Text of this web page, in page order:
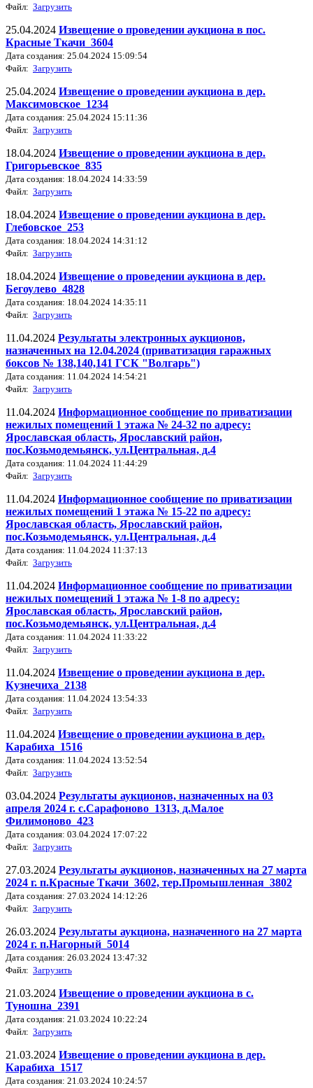
Файл: Загрузить
25.04.2024 Извещение о проведении аукциона в пос.
Красные Ткачи_3604
Дата создания: 25.04.2024 15:09:54
Файл: Загрузить
25.04.2024 Извещение о проведении аукциона в дер.
Максимовское_1234
Дата создания: 25.04.2024 15:11:36
Файл: Загрузить
18.04.2024 Извещение о проведении аукциона в дер.
Григорьевское_835
Дата создания: 18.04.2024 14:33:59
Файл: Загрузить
18.04.2024 Извещение о проведении аукциона в дер.
Глебовское_253
Дата создания: 18.04.2024 14:31:12
Файл: Загрузить
18.04.2024 Извещение о проведении аукциона в дер.
Бегоулево_4828
Дата создания: 18.04.2024 14:35:11
Файл: Загрузить
11.04.2024 Результаты электронных аукционов,
назначенных на 12.04.2024 (приватизация гаражных
боксов № 138,140,141 ГСК "Волгарь")
Дата создания: 11.04.2024 14:54:21
Файл: Загрузить
11.04.2024 Информационное сообщение по приватизации
нежилых помещений 1 этажа № 24-32 по адресу:
Ярославская область, Ярославский район,
пос.Козьмодемьянск, ул.Центральная, д.4
Дата создания: 11.04.2024 11:44:29
Файл: Загрузить
11.04.2024 Информационное сообщение по приватизации
нежилых помещений 1 этажа № 15-22 по адресу:
Ярославская область, Ярославский район,
пос.Козьмодемьянск, ул.Центральная, д.4
Дата создания: 11.04.2024 11:37:13
Файл: Загрузить
11.04.2024 Информационное сообщение по приватизации
нежилых помещений 1 этажа № 1-8 по адресу:
Ярославская область, Ярославский район,
пос.Козьмодемьянск, ул.Центральная, д.4
Дата создания: 11.04.2024 11:33:22
Файл: Загрузить
11.04.2024 Извещение о проведении аукциона в дер.
Кузнечиха_2138
Дата создания: 11.04.2024 13:54:33
Файл: Загрузить
11.04.2024 Извещение о проведении аукциона в дер.
Карабиха_1516
Дата создания: 11.04.2024 13:52:54
Файл: Загрузить
03.04.2024 Результаты аукционов, назначенных на 03
апреля 2024 г. с.Сарафоново_1313, д.Малое
Филимоново_423
Дата создания: 03.04.2024 17:07:22
Файл: Загрузить
27.03.2024 Результаты аукционов, назначенных на 27 марта
2024 г. п.Красные Ткачи_3602, тер.Промышленная_3802
Дата создания: 27.03.2024 14:12:26
Файл: Загрузить
26.03.2024 Результаты аукциона, назначенного на 27 марта
2024 г. п.Нагорный_5014
Дата создания: 26.03.2024 13:47:32
Файл: Загрузить
21.03.2024 Извещение о проведении аукциона в с.
Туношна_2391
Дата создания: 21.03.2024 10:22:24
Файл: Загрузить
21.03.2024 Извещение о проведении аукциона в дер.
Карабиха_1517
Дата создания: 21.03.2024 10:24:57